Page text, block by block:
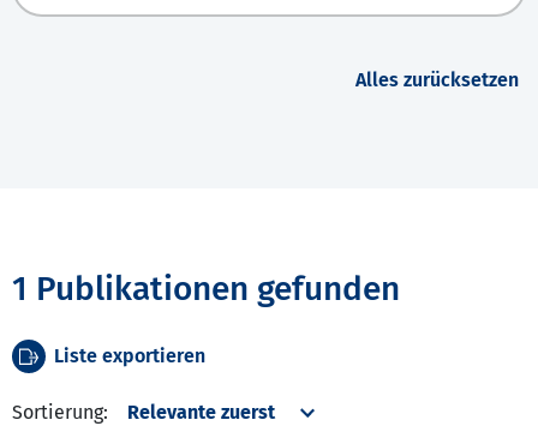
Alles zurücksetzen
1 Publikationen gefunden
Liste exportieren
Sortierung: